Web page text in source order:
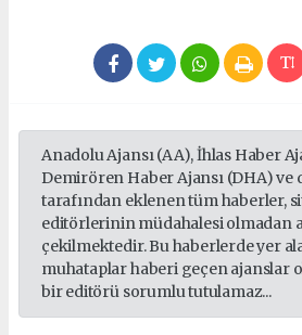
Anadolu Ajansı (AA), İhlas Haber
Demirören Haber Ajansı (DHA) ve
tarafından eklenen tüm haberler,
editörlerinin müdahalesi olmadan
çekilmektedir. Bu haberlerde yer
muhataplar haberi geçen ajanslar
bir editörü sorumlu tutulamaz...